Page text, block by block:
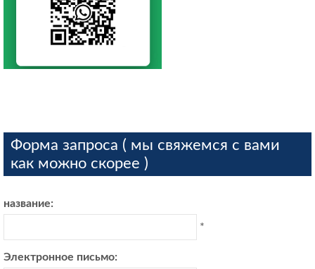
Форма запроса ( мы свяжемся с вами
как можно скорее )
название:
*
Электронное письмо: